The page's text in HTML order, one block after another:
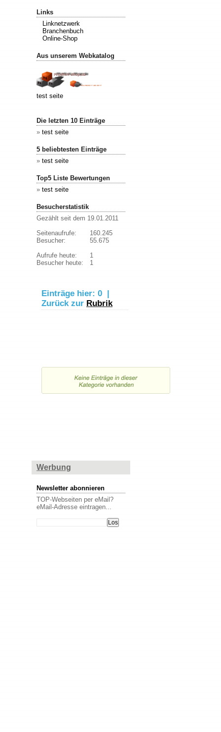
Links
Linknetzwerk
Branchenbuch
Online-Shop
Aus unserem Webkatalog
test seite
Die letzten 10 Einträge
» test seite
5 beliebtesten Einträge
» test seite
Top5 Liste Bewertungen
» test seite
Besucherstatistik
Gezählt seit dem 19.01.2011
Seitenaufrufe:
Besucher:
Aufrufe heute:
Besucher heute:
160.245
55.675
1
1
Einträge hier: 0 |
Zurück zur Rubrik
Werbung
Newsletter abonnieren
TOP-Webseiten per eMail?
eMail-Adresse eintragen...